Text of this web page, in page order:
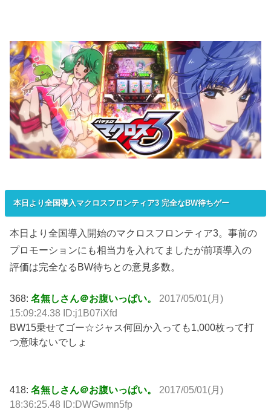
本日より全国導入マクロスフロンティア3 完全なBW待ちゲー
本日より全国導入開始のマクロスフロンティア3。事前の
プロモーションにも相当力を入れてましたが前項導入の
評価は完全なるBW待ちとの意見多数。
368:名無しさん＠お腹いっぱい。
2017/05/01(月)
15:09:24.38 ID:j1B07iXfd
BW15乗せてゴー☆ジャス何回か入っても1,000枚って打
つ意味ないでしょ
418:名無しさん＠お腹いっぱい。
2017/05/01(月)
18:36:25.48 ID:DWGwmn5fp